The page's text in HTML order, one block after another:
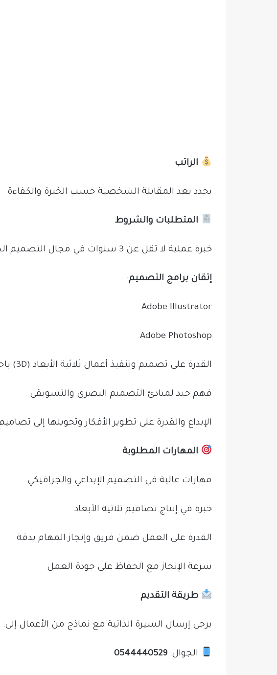
الراتب
يحدد بعد المقابلة الشخصية حسب الخبرة والكفاءة
المتطلبات والشروط
خبرة عملية لا تقل عن 3 سنوات في مجال التصميم الجرافيكي
إتقان برامج التصميم:
Adobe Illustrator
Adobe Photoshop
القدرة على تصميم وتنفيذ أعمال ثلاثية الأبعاد (3D) باحترافية
فهم جيد لمبادئ التصميم البصري والتسويقي
الإبداع والقدرة على تطوير الأفكار وتحويلها إلى
المهارات المطلوبة
مهارات عالية في التصميم الإبداعي والجرافيكي
خبرة في إنتاج تصاميم ثلاثية الأبعاد
القدرة على العمل ضمن فريق وإنجاز المهام بدقة
سرعة الإنجاز مع الحفاظ على جودة العمل
طريقة التقديم
يرجى إرسال السيرة الذاتية مع نماذج من الأعمال إلى:
الجوال: 0544440529